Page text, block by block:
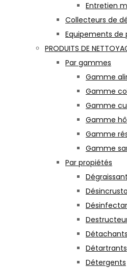
Entretien
Collecteurs de
Equipements de
PRODUITS DE
Par gammes
Gamme
Gamme
Gamme
Gamme
Gamme
Gamme
Par propiétés
Détachants
Détartrants
Détergents